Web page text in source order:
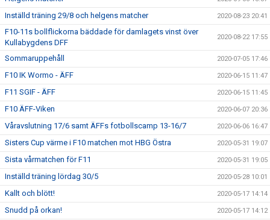
Inställd träning 29/8 och helgens matcher 2020-08-23 20:41
F10-11s bollflickorna bäddade för damlagets vinst över
Kullabygdens DFF
2020-08-22 17:55
Sommaruppehåll 2020-07-05 17:46
F10 IK Wormo - ÄFF 2020-06-15 11:47
F11 SGIF - ÄFF 2020-06-15 11:45
F10 ÄFF-Viken 2020-06-07 20:36
Våravslutning 17/6 samt ÄFFs fotbollscamp 13-16/7 2020-06-06 16:47
Sisters Cup värme i F10 matchen mot HBG Östra 2020-05-31 19:07
Sista vårmatchen för F11 2020-05-31 19:05
Inställd träning lördag 30/5 2020-05-28 10:01
Kallt och blött! 2020-05-17 14:14
Snudd på orkan! 2020-05-17 14:12